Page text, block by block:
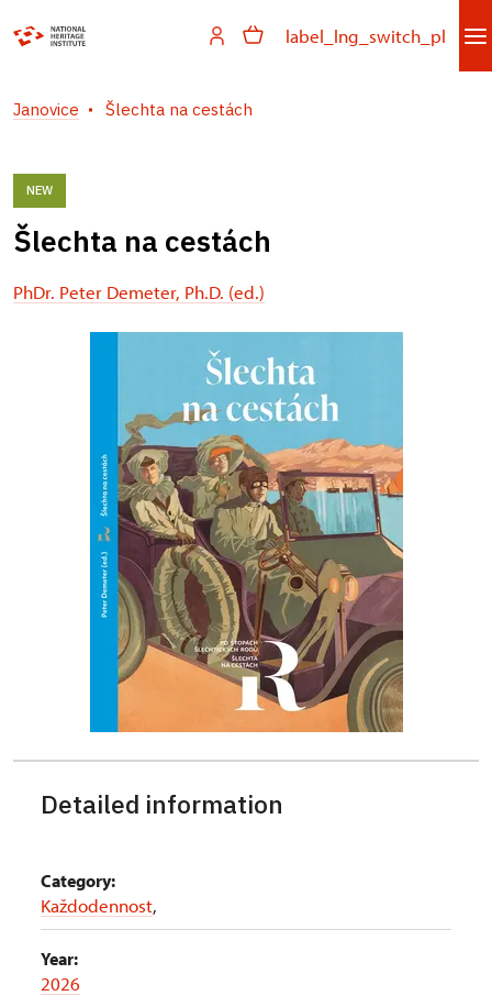
label_lng_switch_pl
Janovice Šlechta na cestách
NEW
Šlechta na cestách
PhDr. Peter Demeter, Ph.D. (ed.)
Detailed information
Category:
Každodennost,
Year:
2026